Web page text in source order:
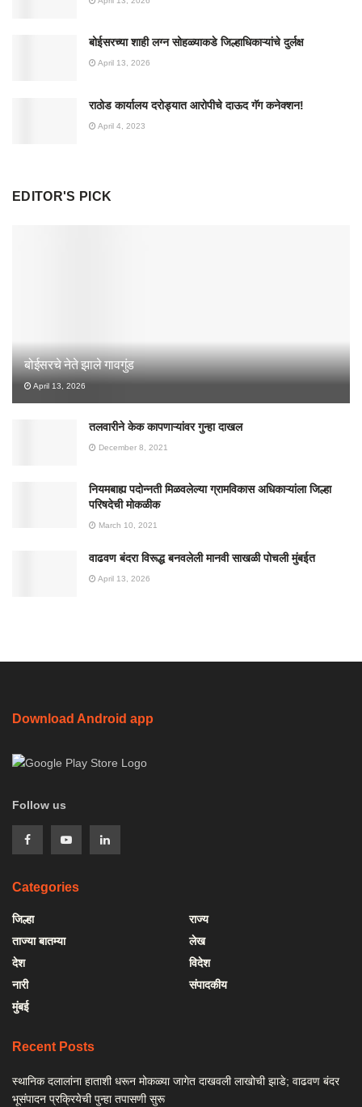
बोईसरच्या शाही लग्न सोहळ्याकडे जिल्हाधिकाऱ्यांचे दुर्लक्ष
April 13, 2026
राठोड कार्यालय दरोड्यात आरोपीचे दाऊद गॅग कनेक्शन!
April 4, 2023
EDITOR'S PICK
बोईसरचे नेते झाले गावगुंड
April 13, 2026
तलवारीने केक कापणाऱ्यांवर गुन्हा दाखल
December 8, 2021
नियमबाह्य पदोन्नती मिळवलेल्या ग्रामविकास अधिकाऱ्यांला जिल्हा
परिषदेची मोकळीक
March 10, 2021
वाढवण बंदरा विरूद्ध बनवलेली मानवी साखळी पोचली मुंबईत
April 13, 2026
Download Android app
Follow us
Categories
जिल्हा
ताज्या बातम्या
देश
नारी
मुंबई
राज्य
लेख
विदेश
संपादकीय
Recent Posts
स्थानिक दलालांना हाताशी धरून मोकळ्या जागेत दाखवली लाखोची झाडे; वाढवण बंदर
भूसंपादन प्रक्रियेची पुन्हा तपासणी सुरू